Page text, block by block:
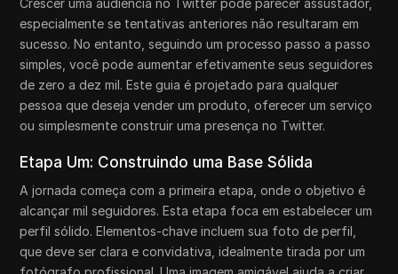
Crescer uma audiência no Twitter pode parecer assustador,
especialmente se tentativas anteriores não resultaram em
sucesso. No entanto, seguindo um processo passo a passo
simples, você pode aumentar efetivamente seus seguidores
de zero a dez mil. Este guia é projetado para qualquer
pessoa que deseja vender um produto, oferecer um serviço
ou simplesmente construir uma presença no Twitter.
Etapa Um: Construindo uma Base Sólida
A jornada começa com a primeira etapa, onde o objetivo é
alcançar mil seguidores. Esta etapa foca em estabelecer um
perfil sólido. Elementos-chave incluem sua foto de perfil,
que deve ser clara e convidativa, idealmente tirada por um